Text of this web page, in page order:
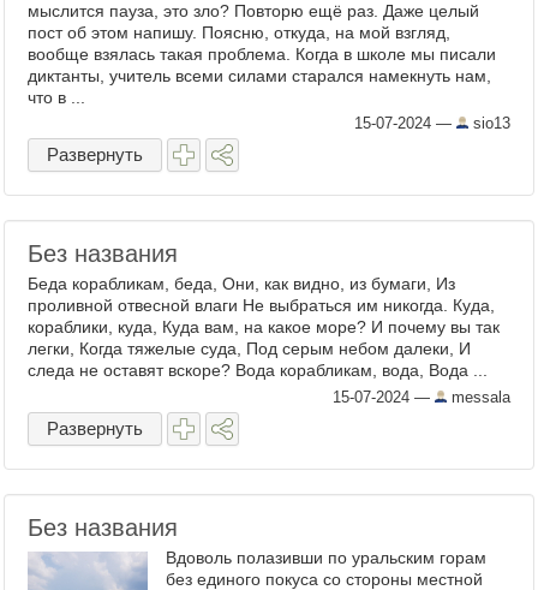
мыслится пауза, это зло? Повторю ещё раз. Даже целый
пост об этом напишу. Поясню, откуда, на мой взгляд,
вообще взялась такая проблема. Когда в школе мы писали
диктанты, учитель всеми силами старался намекнуть нам,
что в ...
15-07-2024 — sio13
Развернуть
Без названия
Беда корабликам, беда, Они, как видно, из бумаги, Из
проливной отвесной влаги Не выбраться им никогда. Куда,
кораблики, куда, Куда вам, на какое море? И почему вы так
легки, Когда тяжелые суда, Под серым небом далеки, И
следа не оставят вскоре? Вода корабликам, вода, Вода ...
15-07-2024 — messala
Развернуть
Без названия
Вдоволь полазивши по уральским горам
без единого покуса со стороны местной